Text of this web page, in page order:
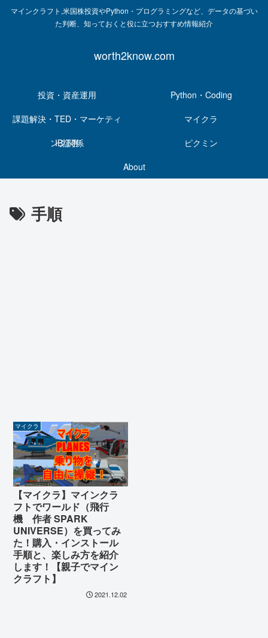
マインクラフト,米国株投資やPython・プログラミングなど、データの基づい
た判断、知っておくと役に立つおすすめ情報紹介
worth2know.com
投資・資産運用
Python・Coding
課題解決・TED・マーケティ
ング関係
マイクラ
IB証券
ピクミン
About
手順
マイクラ
【マイクラ】マインクラ
フトでワールド（飛行
機 作者 SPARK
UNIVERSE）を買ってみ
た！購入・インストール
手順と、楽しみ方を紹介
します！【親子でマイン
クラフト】
2021.12.02